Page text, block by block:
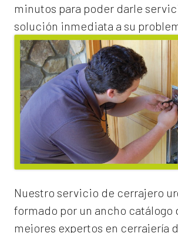
minutos para poder darle
solución inmediata a su
Nuestro servicio de cerrajero
formado por un ancho catálogo
mejores expertos en cerrajería